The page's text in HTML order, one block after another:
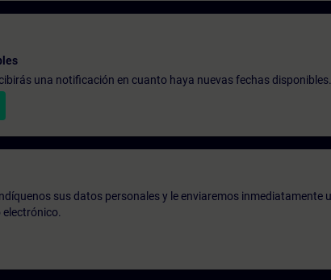
una notificación en cuanto haya nuevas fechas disponibles.
sus datos personales y le enviaremos inmediatamente
electrónico.